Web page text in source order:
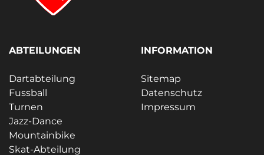
ABTEILUNGEN
Dartabteilung
Fussball
Turnen
Jazz-Dance
Mountainbike
Skat-Abteilung
INFORMATION
Sitemap
Datenschutz
Impressum